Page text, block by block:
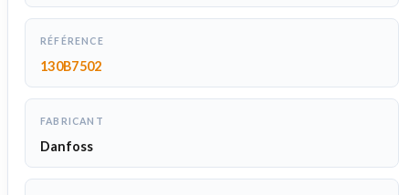
RÉFÉRENCE
130B7502
FABRICANT
Danfoss